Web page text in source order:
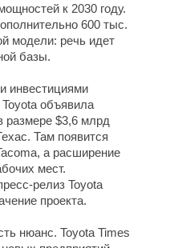
к 2030 году.
600 тыс.
модели: речь идет
базы.
инвестициями
объявила
размере $3,6 млрд
Там появится
а расширение
мест.
релиз Toyota
проекта.
нюанс. Toyota Times